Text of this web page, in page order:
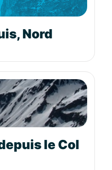
Nord
le Col